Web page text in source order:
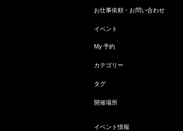
お仕事依頼・お問い合わせ
イベント
My 予約
カテゴリー
タグ
開催場所
イベント情報